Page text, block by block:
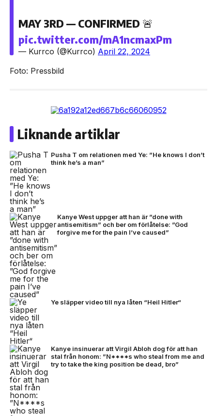
MAY 3RD — CONFIRMED 🚨
pic.twitter.com/mA1ncmaxPm
— Kurrco (@Kurrco) April 22, 2024
Foto: Pressbild
Liknande artiklar
Pusha T om relationen med Ye: ”He knows I don’t
think he’s a man”
Kanye West uppger att han är ”done with
antisemitism” och ber om förlåtelse: ”God
forgive me for the pain I’ve caused”
Ye släpper video till nya låten “Heil Hitler“
Kanye insinuerar att Virgil Abloh dog för att han
stal från honom: ”N****s who steal from me and
try to take the king position be dead, bro”